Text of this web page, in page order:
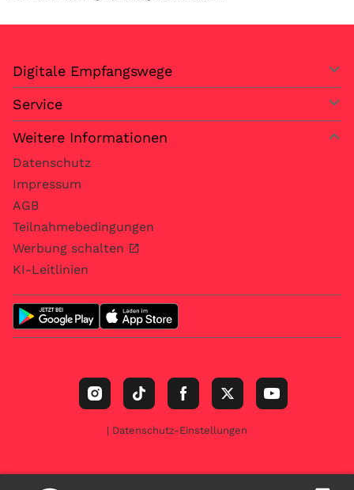
Digitale Empfangswege
Service
Weitere Informationen
Datenschutz
Impressum
AGB
Teilnahmebedingungen
Werbung schalten
KI-Leitlinien
| Datenschutz-Einstellungen